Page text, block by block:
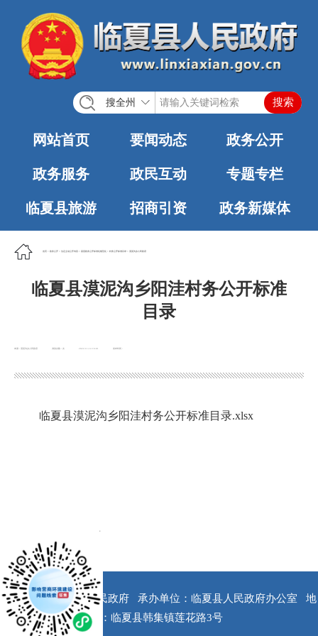
搜全州
网站首页 要闻动态 政务公开
政务服务 政民互动 专题专栏
临夏县旅游 招商引资 政务新媒体
首页 政务公开 法定主动公开内容 基层政务公开标准化规范化 村务公开标准目录 漠泥沟乡人民政府
临夏县漠泥沟乡阳洼村务公开标准
目录
来源：漠泥沟乡人民政府 浏览次数： 发布时间：
2022-11-14 16:01
临夏县漠泥沟乡阳洼村务公开标准目录.xlsx
版权所有：临夏县人民政府 承办单位：临夏县人民政府办公室
地
址：临夏县韩集镇莲花路3号
x